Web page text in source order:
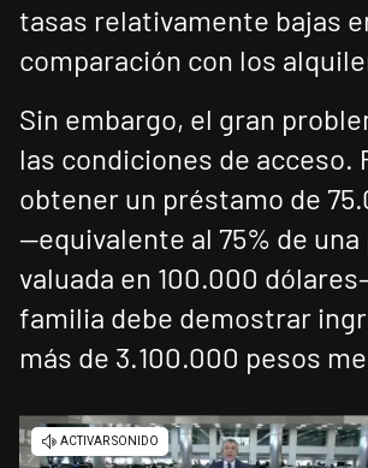
tasas relativamente bajas
comparación con los
Sin embargo, el gran
las condiciones de acceso.
obtener un préstamo de
—equivalente al 75% de
valuada en 100.000
familia debe demostrar
más de 3.100.000 pesos